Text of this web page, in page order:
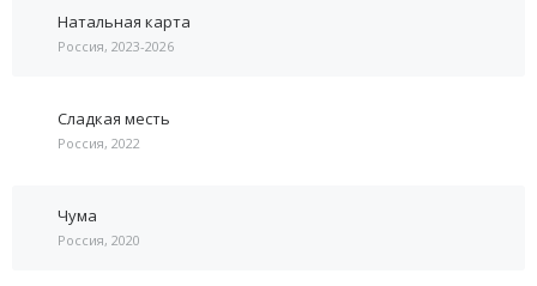
Натальная карта
Россия, 2023-2026
Сладкая месть
Россия, 2022
Чума
Россия, 2020